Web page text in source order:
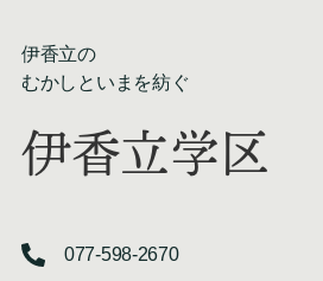
伊香立の
むかしといまを紡ぐ
伊香立学区
077-598-2670